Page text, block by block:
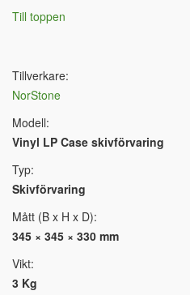
Till toppen
Tillverkare:
NorStone
Modell:
Vinyl LP Case skivförvaring
Typ:
Skivförvaring
Mått (B x H x D):
345 × 345 × 330 mm
Vikt:
3 Kg